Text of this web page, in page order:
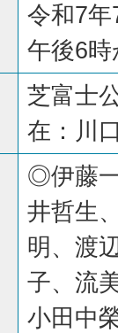
令和7
午後6
芝富士
在：川
◎伊藤
井哲生
明、渡
子、流
小田中